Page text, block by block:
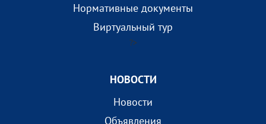
Нормативные документы
Виртуальный тур
?>
НОВОСТИ
Новости
Объявления